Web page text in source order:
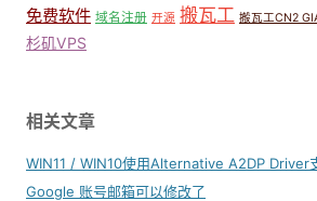
免费软件 域名注册 开源 搬瓦工 搬瓦工CN2
杉矶VPS
相关文章
WIN11 / WIN10使用Alternative A2DP Driver
Google 账号邮箱可以修改了